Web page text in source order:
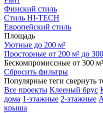
Финский стиль
Стиль HI-TECH
Европейский стиль
Площадь
Уютные до 200 м²
Просторные от 200 м² до
Бескомпромиссные от 300 м²
Сбросить фильтры
Популярные теги свернуть
Все проекты Клееный брус
дома 1-этажные 2-этажные
крыша